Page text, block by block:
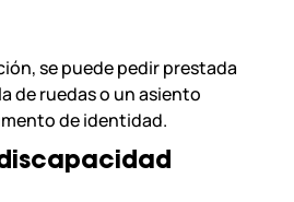
se puede pedir prestada
de ruedas o un asiento
de identidad.